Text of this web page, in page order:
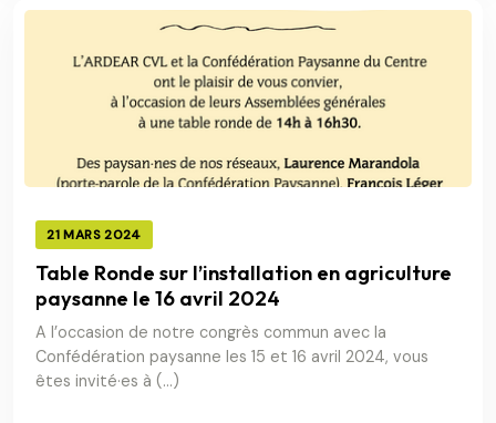
21 MARS 2024
Table Ronde sur l’installation en agriculture
paysanne le 16 avril 2024
A l’occasion de notre congrès commun avec la
Confédération paysanne les 15 et 16 avril 2024, vous
êtes invité·es à (…)